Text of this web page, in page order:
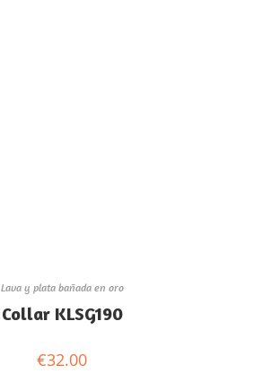
Lava y plata bañada en oro
Collar KLSG190
€32.00